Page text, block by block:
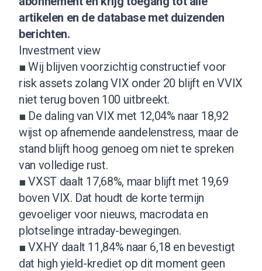
artikelen en de database met duizenden
berichten.
Investment view
■ Wij blijven voorzichtig constructief voor
risk assets zolang VIX onder 20 blijft en VVIX
niet terug boven 100 uitbreekt.
■ De daling van VIX met 12,04% naar 18,92
wijst op afnemende aandelenstress, maar de
stand blijft hoog genoeg om niet te spreken
van volledige rust.
■ VXST daalt 17,68%, maar blijft met 19,69
boven VIX. Dat houdt de korte termijn
gevoeliger voor nieuws, macrodata en
plotselinge intraday-bewegingen.
■ VXHY daalt 11,84% naar 6,18 en bevestigt
dat high yield-krediet op dit moment geen